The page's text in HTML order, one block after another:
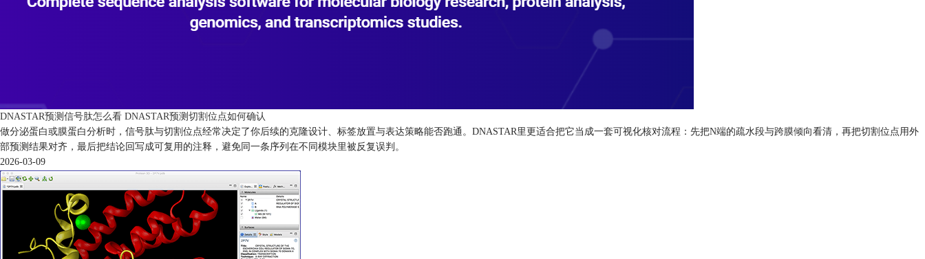
DNASTAR预测信号肽怎么看 DNASTAR预测切割位点如何确认
做分泌蛋白或膜蛋白分析时，信号肽与切割位点经常决定了你后续的克隆设计、标签放置与表达策略能否跑通。DNASTAR里更适合把它当成一套可视化核对流程：先把N端的疏水段与跨膜倾向看清，再把切割位点用外
部预测结果对齐，最后把结论回写成可复用的注释，避免同一条序列在不同模块里被反复误判。
2026-03-09